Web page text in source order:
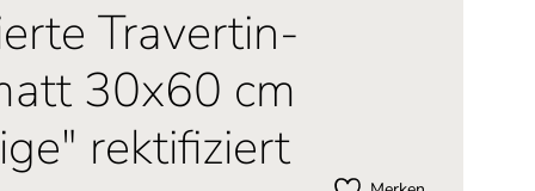
Travertin-
30x60 cm
rektifiziert